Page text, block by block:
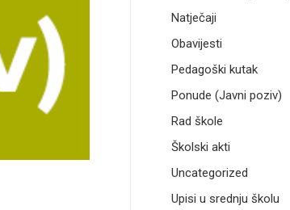
Natječaji
Obavijesti
Pedagoški kutak
Ponude (Javni poziv)
Rad škole
Školski akti
Uncategorized
Upisi u srednju školu